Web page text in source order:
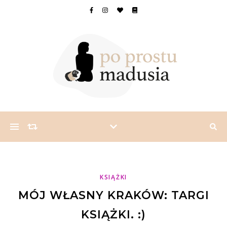
KSIĄŻKI
MÓJ WŁASNY KRAKÓW: TARGI
KSIĄŻKI. :)